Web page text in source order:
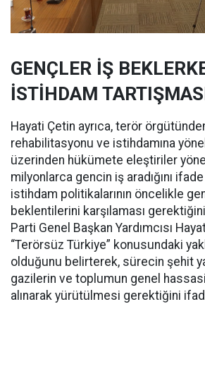
GENÇLER İŞ
İSTİHDAM
Hayati Çetin ayrıca, terör
rehabilitasyonu ve istihdamına
üzerinden hükümete eleştiriler
milyonlarca gencin iş aradığını
istihdam politikalarının öncelikle
beklentilerini karşılaması
Parti Genel Başkan Yardımcısı
“Terörsüz Türkiye” konusundaki
olduğunu belirterek, sürecin şehit
gazilerin ve toplumun genel
alınarak yürütülmesi gerektiğini